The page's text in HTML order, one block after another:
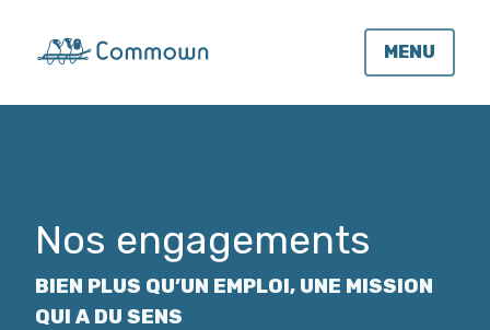
MENU
Nos engagements
BIEN PLUS QU’UN EMPLOI, UNE MISSION
QUI A DU SENS